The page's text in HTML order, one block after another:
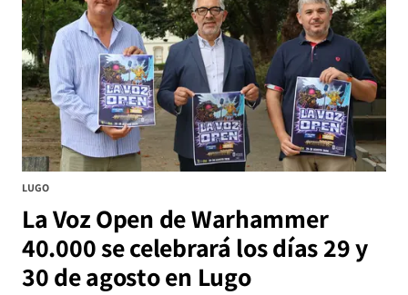
LUGO
La Voz Open de Warhammer
40.000 se celebrará los días 29 y
30 de agosto en Lugo